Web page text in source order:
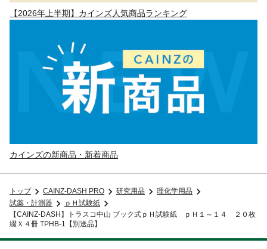
【2026年上半期】カインズ人気商品ランキング
カインズの新商品・新着商品
トップ CAINZ-DASH PRO 研究用品
理化学用品
試薬・計測器
ｐＨ試験紙
【CAINZ-DASH】トラスコ中山 ブック式ｐＨ試験紙 ｐＨ１～１４ ２０枚
綴Ｘ４冊 TPHB-1【別送品】